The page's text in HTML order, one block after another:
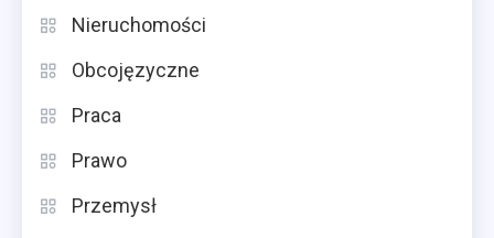
Nieruchomości
Obcojęzyczne
Praca
Prawo
Przemysł